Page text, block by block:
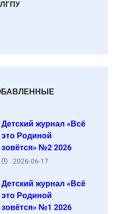
Детский журнал «Всё
это Родиной
зовётся» №2 2026
2026-06-17
Детский журнал «Всё
это Родиной
зовётся» №1 2026